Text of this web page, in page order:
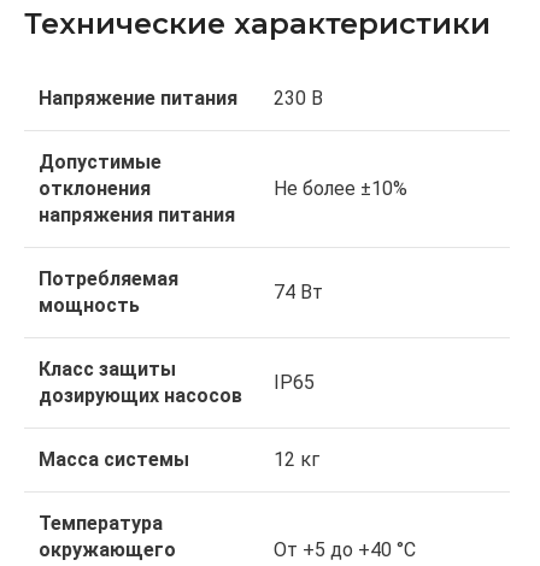
Технические характеристики
Напряжение питания 230 В
Допустимые
отклонения
напряжения питания
Не более ±10%
Потребляемая
мощность
74 Вт
Класс защиты
дозирующих насосов
IP65
Масса системы 12 кг
Температура
окружающего
От +5 до +40 °C